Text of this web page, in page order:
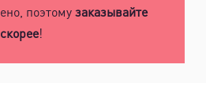
поэтомузаказывайте
!